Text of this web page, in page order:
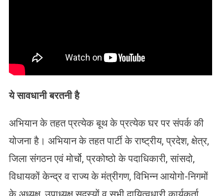
ये सावधानी बरतनी है
अभियान के तहत प्रत्येक बूथ के प्रत्येक घर पर संपर्क की
योजना है। अभियान के तहत पार्टी के राष्ट्रीय, प्रदेश, क्षेत्र,
जिला संगठन एवं मोर्चो, प्रकोष्ठो के पदाधिकारी, सांसदो,
विधायकों केन्द्र व राज्य के मंत्रीगण, विभिन्न आयोगो-निगमों